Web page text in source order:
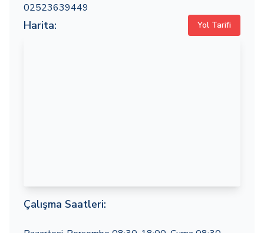
02523639449
Harita: Yol Tarifi
Çalışma Saatleri: